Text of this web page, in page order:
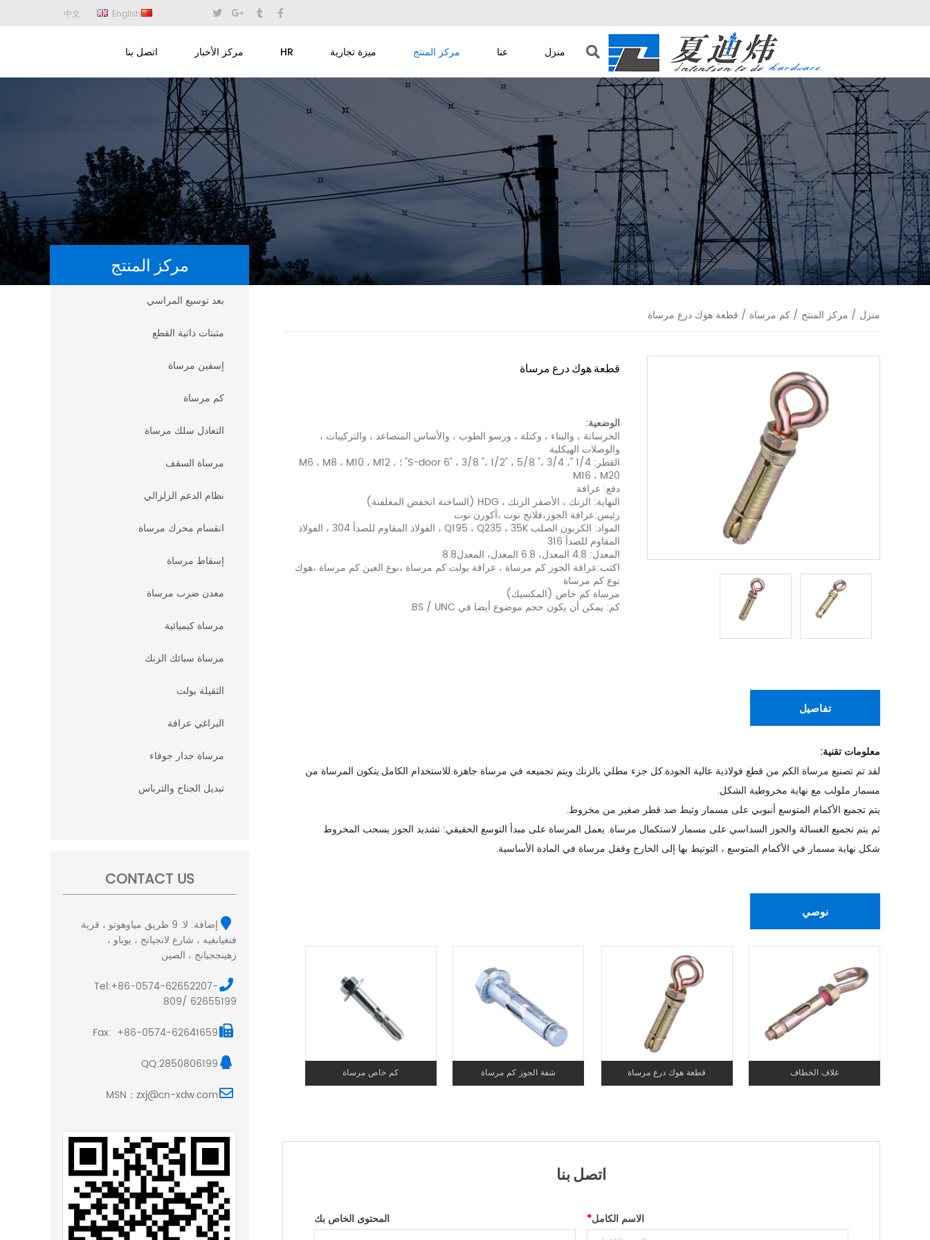
中文 English
منزل عنا مركز المنتج ميزة تجارية HR مركز الأخبار اتصل بنا
مركز المنتج
بعد توسيع المراسي
مثبتات ذاتية القطع
إسفين مرساة
كم مرساة
التعادل سلك مرساة
مرساة السقف
نظام الدعم الزلزالي
انقسام محرك مرساة
إسقاط مرساة
معدن ضرب مرساة
مرساة كيميائية
مرساة سبائك الزنك
الثقيلة بولت
البراغي عرافة
مرساة جدار جوفاء
تبديل الجناح والترباس
CONTACT US
إضافة: لا. 9 طريق مياوهوتو ، قرية
فنغيانغيه ، شارع لانجيانج ، يوياو ،
زهينججيانج ، الصين
Tel:+86-0574-62652207-
809/ 62655199
Fax: +86-0574-62641659
QQ:2850806199
MSN：zxj@cn-xdw.com
منزل / مركز المنتج / كم مرساة / قطعة هوك درع مرساة
قطعة هوك درع مرساة
الوضعية:
الخرسانة ، والبناء ، وكتلة ، ورسو الطوب ، والأساس المتصاعد ، والتركيبات ،
والوصلات الهيكلية
القطر: 1/4 "، S-door 6" ، 3/8 "، 1/2" ، 5/8 "، 3/4" ؛ M6 ، M8 ، M10 ، M12 ،
M16 ، M20
دفع: عرافة
النهاية: الزنك ، الأصفر الزنك ، HDG (الساخنة انخفض المغلفنة)
رئيس:عرافة الجوز،فلانج نوت ،أكورن نوت
المواد: الكربون الصلب Q195 ، Q235 ، 35K ، الفولاذ المقاوم للصدأ 304 ، الفولاذ
المقاوم للصدأ 316
المعدل: 4.8 المعدل، 6.8 المعدل، المعدل8.8
اكتب:عرافة الجوز كم مرساة ، عرافة بولت كم مرساة ،نوع العين كم مرساة ،هوك
نوع كم مرساة
مرساة كم خاص (المكسيك)
كم: يمكن أن يكون حجم موضوع أيضا في BS / UNC.
تفاصيل
معلومات تقنية:
لقد تم تصنيع مرساة الكم من قطع فولاذية عالية الجودة.كل جزء مطلي بالزنك ويتم تجميعه في مرساة جاهزة للاستخدام الكامل.يتكون المرساة من
مسمار ملولب مع نهاية مخروطية الشكل.
يتم تجميع الأكمام المتوسع أنبوبي على مسمار وثبط ضد قطر صغير من مخروط.
ثم يتم تجميع الغسالة والجوز السداسي على مسمار لاستكمال مرساة. يعمل المرساة على مبدأ التوسع الحقيقي: تشديد الجوز يسحب المخروط
شكل نهاية مسمار في الأكمام المتوسع ، التوتيط بها إلى الخارج وقفل مرساة في المادة الأساسية.
نوصي
غلاف الخطاف قطعة هوك درع مرساة شفة الجوز كم مرساة كم خاص مرساة
اتصل بنا
*الاسم الكامل المحتوى الخاص بك